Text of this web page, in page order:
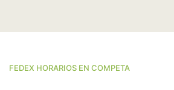
FEDEX HORARIOS EN COMPETA